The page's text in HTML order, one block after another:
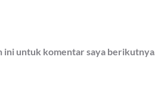
ini untuk komentar saya berikutnya.